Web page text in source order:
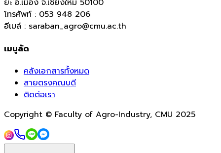
ยะ อ.เมือง จ.เชียงใหม่ 50100
โทรศัพท์ : 053 948 206
อีเมล์ : saraban_agro@cmu.ac.th
เมนูลัด
คลังเอกสารทั้งหมด
สายตรงคณบดี
ติดต่อเรา
Copyright © Faculty of Agro-Industry, CMU 2025